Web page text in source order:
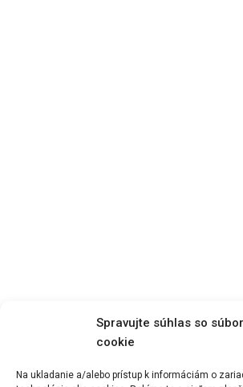
Spravujte súhlas so
cookie
Na ukladanie a/alebo prístup k informáciám o